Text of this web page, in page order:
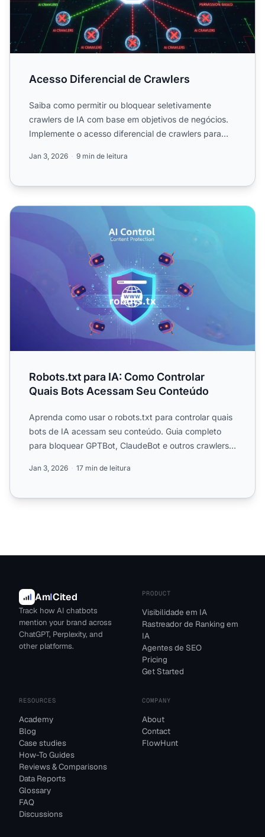
Acesso Diferencial de Crawlers
Saiba como permitir ou bloquear seletivamente
crawlers de IA com base em objetivos de negócios.
Implemente o acesso diferencial de crawlers para
Jan 3, 2026 9 min de leitura
Robots.txt para IA: Como Controlar Quais Bots Acessam
Robots.txt para IA: Como Controlar
Quais Bots Acessam Seu Conteúdo
Aprenda como usar o robots.txt para controlar quais
bots de IA acessam seu conteúdo. Guia completo
para bloquear GPTBot, ClaudeBot e outros crawlers
Jan 3, 2026 17 min de leitura
AmICited
Track how AI chatbots
mention your brand across
ChatGPT, Perplexity, and
other platforms.
PRODUCT
Visibilidade em IA
Rastreador de Ranking em
IA
Agentes de SEO
Pricing
Get Started
RESOURCES
Academy
Blog
Case studies
How-To Guides
Reviews & Comparisons
Data Reports
Glossary
FAQ
Discussions
COMPANY
About
Contact
FlowHunt